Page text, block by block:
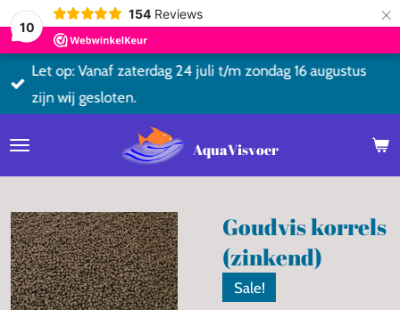
10
154 Reviews ×
AquaVisvoer
Let op: Vanaf zaterdag 24 juli t/m zondag 16 augustus
zijn wij gesloten.
Goudvis korrels
(zinkend)
Sale!